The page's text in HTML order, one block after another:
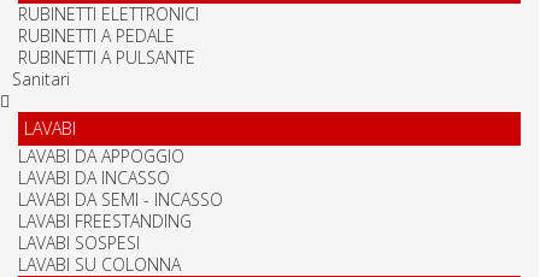
RUBINETTI ELETTRONICI
RUBINETTI A PEDALE
RUBINETTI A PULSANTE
Sanitari
LAVABI
LAVABI DA APPOGGIO
LAVABI DA INCASSO
LAVABI DA SEMI - INCASSO
LAVABI FREESTANDING
LAVABI SOSPESI
LAVABI SU COLONNA